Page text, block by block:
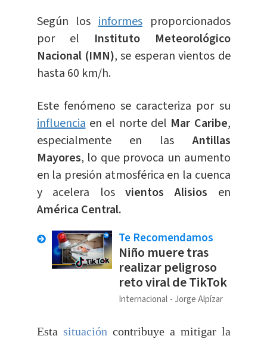
Según losinformesproporcionados
por el Instituto Meteorológico
Nacional (IMN), se esperan vientos de
hasta 60 km/h.
Este fenómeno se caracteriza por su
influenciaen el norte del Mar Caribe,
especialmente en lasAntillas
Mayores, lo que provoca un aumento
en la presión atmosférica en la cuenca
y acelera losvientos Alisios en
América Central.
Te Recomendamos
Niño muere tras
realizar peligroso
reto viral de TikTok
Internacional Jorge Alpízar
Esta situación contribuye a mitigar la